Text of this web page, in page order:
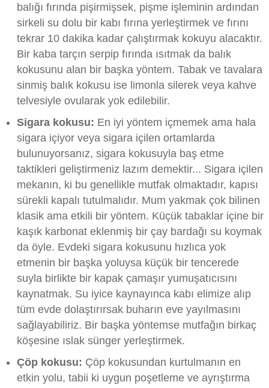
balığı fırında pişirmişsek, pişme işleminin ardından
sirkeli su dolu bir kabı fırına yerleştirmek ve fırını
tekrar 10 dakika kadar çalıştırmak kokuyu alacaktır.
Bir kaba tarçın serpip fırında ısıtmak da balık
kokusunu alan bir başka yöntem. Tabak ve tavalara
sinmiş balık kokusu ise limonla silerek veya kahve
telvesiyle ovularak yok edilebilir.
Sigara kokusu: En iyi yöntem içmemek ama hala
sigara içiyor veya sigara içilen ortamlarda
bulunuyorsanız, sigara kokusuyla baş etme
taktikleri geliştirmeniz lazım demektir... Sigara içilen
mekanın, ki bu genellikle mutfak olmaktadır, kapısı
sürekli kapalı tutulmalıdır. Mum yakmak çok bilinen
klasik ama etkili bir yöntem. Küçük tabaklar içine bir
kaşık karbonat eklenmiş bir çay bardağı su koymak
da öyle. Evdeki sigara kokusunu hızlıca yok
etmenin bir başka yoluysa küçük bir tencerede
suyla birlikte bir kapak çamaşır yumuşatıcısını
kaynatmak. Su iyice kaynayınca kabı elimize alıp
tüm evde dolaştırırsak buharın eve yayılmasını
sağlayabiliriz. Bir başka yöntemse mutfağın birkaç
köşesine ıslak sünger yerleştirmek.
Çöp kokusu: Çöp kokusundan kurtulmanın en
etkin yolu, tabii ki uygun poşetleme ve ayrıştırma